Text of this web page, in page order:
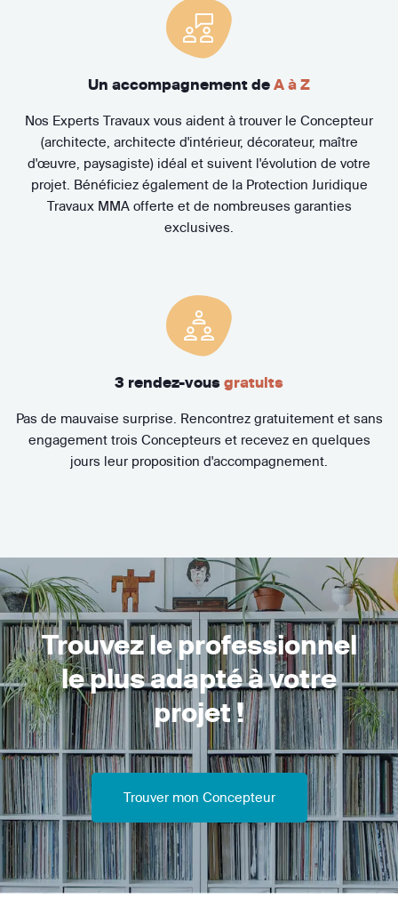
Un accompagnement de A à Z
Nos Experts Travaux vous aident à trouver le Concepteur
(architecte, architecte d'intérieur, décorateur, maître
d'œuvre, paysagiste) idéal et suivent l'évolution de votre
projet. Bénéficiez également de la Protection Juridique
Travaux MMA offerte et de nombreuses garanties
exclusives.
3 rendez-vous gratuits
Pas de mauvaise surprise. Rencontrez gratuitement et sans
engagement trois Concepteurs et recevez en quelques
jours leur proposition d'accompagnement.
Trouvez le professionnel
le plus adapté à votre
projet !
Trouver mon Concepteur